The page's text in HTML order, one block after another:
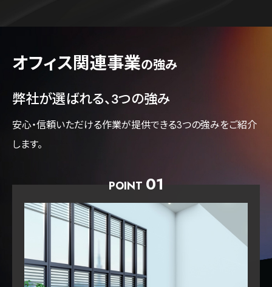
オフィス関連事業の強み
弊社が選ばれる、3つの強み
安心・信頼いただける作業が提供できる3つの強みをご紹介
します。
POINT 01